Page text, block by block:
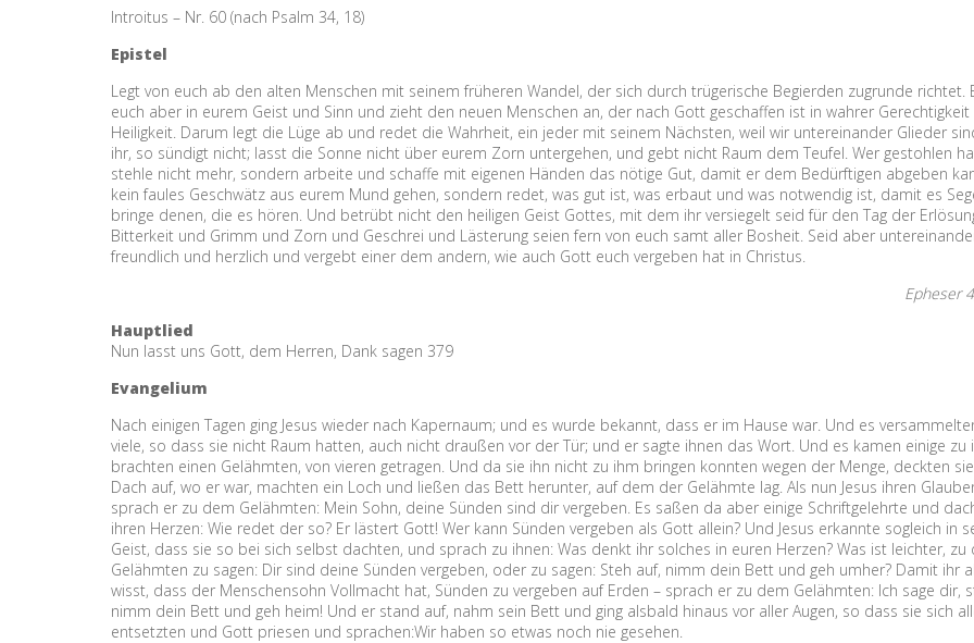
Introitus – Nr. 60 (nach Psalm 34, 18)
Epistel
Legt von euch ab den alten Menschen mit seinem früheren Wandel, der sich durch trügerische Begierden zugrunde richtet.
euch aber in eurem Geist und Sinn und zieht den neuen Menschen an, der nach Gott geschaffen ist in wahrer Gerechtigkeit
Heiligkeit. Darum legt die Lüge ab und redet die Wahrheit, ein jeder mit seinem Nächsten, weil wir untereinander Glieder
ihr, so sündigt nicht; lasst die Sonne nicht über eurem Zorn untergehen, und gebt nicht Raum dem Teufel. Wer gestohlen
stehle nicht mehr, sondern arbeite und schaffe mit eigenen Händen das nötige Gut, damit er dem Bedürftigen abgeben
kein faules Geschwätz aus eurem Mund gehen, sondern redet, was gut ist, was erbaut und was notwendig ist, damit es
bringe denen, die es hören. Und betrübt nicht den heiligen Geist Gottes, mit dem ihr versiegelt seid für den Tag der
Bitterkeit und Grimm und Zorn und Geschrei und Lästerung seien fern von euch samt aller Bosheit. Seid aber
freundlich und herzlich und vergebt einer dem andern, wie auch Gott euch vergeben hat in Christus.
Epheser
Hauptlied
Nun lasst uns Gott, dem Herren, Dank sagen 379
Evangelium
Nach einigen Tagen ging Jesus wieder nach Kapernaum; und es wurde bekannt, dass er im Hause war. Und es
viele, so dass sie nicht Raum hatten, auch nicht draußen vor der Tür; und er sagte ihnen das Wort. Und es kamen einige zu
brachten einen Gelähmten, von vieren getragen. Und da sie ihn nicht zu ihm bringen konnten wegen der Menge, deckten
Dach auf, wo er war, machten ein Loch und ließen das Bett herunter, auf dem der Gelähmte lag. Als nun Jesus ihren
sprach er zu dem Gelähmten: Mein Sohn, deine Sünden sind dir vergeben. Es saßen da aber einige Schriftgelehrte und
ihren Herzen: Wie redet der so? Er lästert Gott! Wer kann Sünden vergeben als Gott allein? Und Jesus erkannte sogleich in
Geist, dass sie so bei sich selbst dachten, und sprach zu ihnen: Was denkt ihr solches in euren Herzen? Was ist leichter, zu
Gelähmten zu sagen: Dir sind deine Sünden vergeben, oder zu sagen: Steh auf, nimm dein Bett und geh umher? Damit ihr
wisst, dass der Menschensohn Vollmacht hat, Sünden zu vergeben auf Erden – sprach er zu dem Gelähmten: Ich sage dir,
nimm dein Bett und geh heim! Und er stand auf, nahm sein Bett und ging alsbald hinaus vor aller Augen, so dass sie sich
entsetzten und Gott priesen und sprachen:Wir haben so etwas noch nie gesehen.